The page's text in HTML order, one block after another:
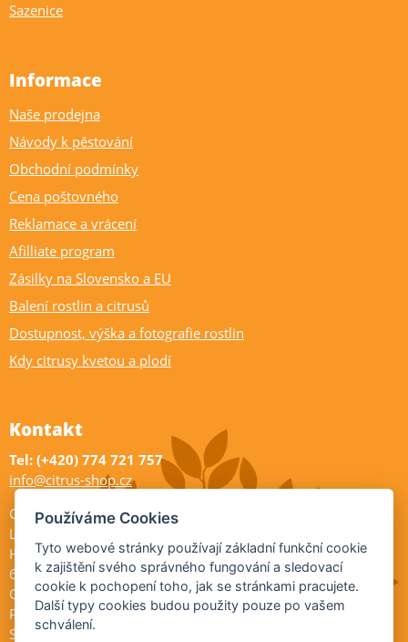
Sazenice
Informace
Naše prodejna
Návody k pěstování
Obchodní podmínky
Cena poštovného
Reklamace a vrácení
Afilliate program
Zásilky na Slovensko a EU
Balení rostlin a citrusů
Dostupnost, výška a fotografie rostlin
Kdy citrusy kvetou a plodí
Kontakt
Tel: (+420) 774 721 757
info@citrus-shop.cz
Citrus shop zahradnictví
Legionářů 2
Hodonín
695 01
Otevřeno:
Po-Pá 9-17
So 9-11:30
Používáme Cookies
Tyto webové stránky používají základní funkční cookie
k zajištění svého správného fungování a sledovací
cookie k pochopení toho, jak se stránkami pracujete.
Další typy cookies budou použity pouze po vašem
schválení.